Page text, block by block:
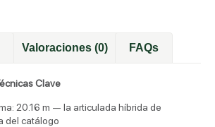
Valoraciones (0) FAQs
Clave
20.16 m — la articulada híbrida de
del catálogo